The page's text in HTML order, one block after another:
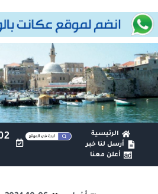
الرئيسية
أرسل لنا خبر
أعلن معنا